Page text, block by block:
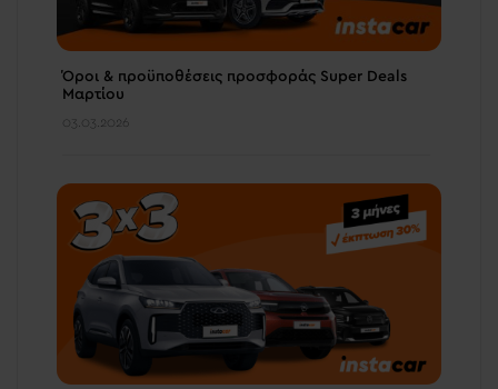
Όροι & προϋποθέσεις προσφοράς Super Deals
Μαρτίου
03.03.2026